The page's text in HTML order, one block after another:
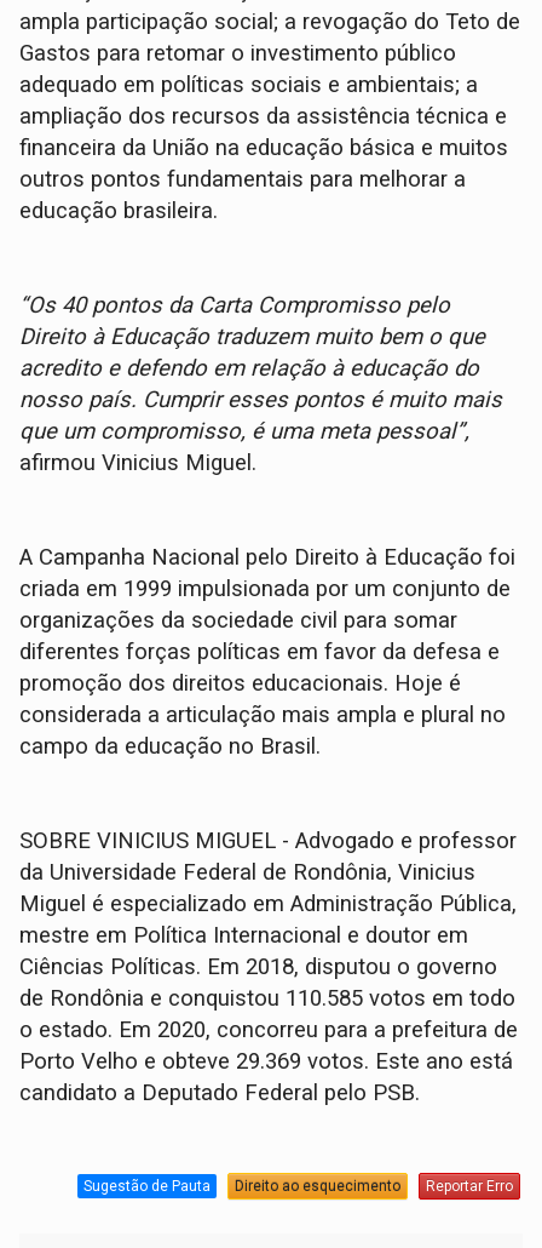
ampla participação social; a revogação do Teto de
Gastos para retomar o investimento público
adequado em políticas sociais e ambientais; a
ampliação dos recursos da assistência técnica e
financeira da União na educação básica e muitos
outros pontos fundamentais para melhorar a
educação brasileira.
“Os 40 pontos da Carta Compromisso pelo
Direito à Educação traduzem muito bem o que
acredito e defendo em relação à educação do
nosso país. Cumprir esses pontos é muito mais
que um compromisso, é uma meta pessoal”,
afirmou Vinicius Miguel.
A Campanha Nacional pelo Direito à Educação foi
criada em 1999 impulsionada por um conjunto de
organizações da sociedade civil para somar
diferentes forças políticas em favor da defesa e
promoção dos direitos educacionais. Hoje é
considerada a articulação mais ampla e plural no
campo da educação no Brasil.
SOBRE VINICIUS MIGUEL - Advogado e professor
da Universidade Federal de Rondônia, Vinicius
Miguel é especializado em Administração Pública,
mestre em Política Internacional e doutor em
Ciências Políticas. Em 2018, disputou o governo
de Rondônia e conquistou 110.585 votos em todo
o estado. Em 2020, concorreu para a prefeitura de
Porto Velho e obteve 29.369 votos. Este ano está
candidato a Deputado Federal pelo PSB.
Sugestão de Pauta Direito ao esquecimento Reportar Erro